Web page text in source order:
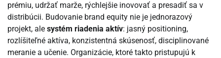
prémiu, udržať marže, rýchlejšie inovovať a presadiť sa v
distribúcii. Budovanie brand equity nie je jednorazový
projekt, ale systém riadenia aktív: jasný positioning,
rozlíšiteľné aktíva, konzistentná skúsenosť, disciplinované
meranie a učenie. Organizácie, ktoré takto pristupujú k